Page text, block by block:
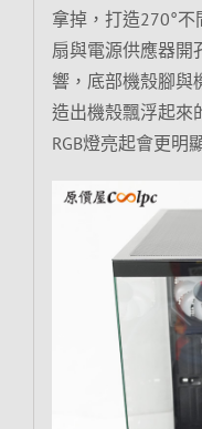
拿掉，打造270°
扇與電源供應器開
響，底部機殼腳與
造出機殼飄浮起來
RGB燈亮起會更明